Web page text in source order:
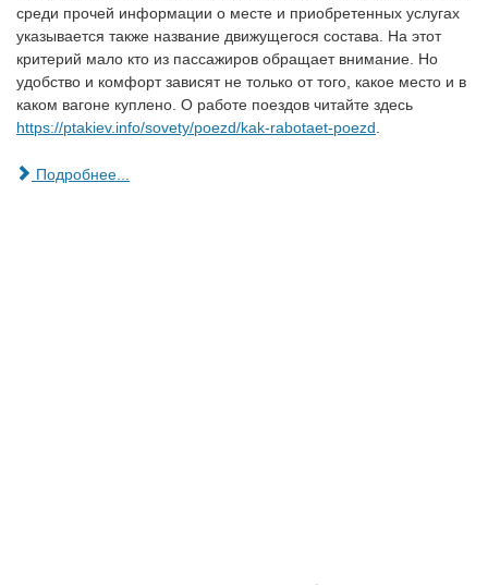
среди прочей информации о месте и приобретенных услугах
указывается также название движущегося состава. На этот
критерий мало кто из пассажиров обращает внимание. Но
удобство и комфорт зависят не только от того, какое место и в
каком вагоне куплено. О работе поездов читайте здесь
https://ptakiev.info/sovety/poezd/kak-rabotaet-poezd
Подробнее...